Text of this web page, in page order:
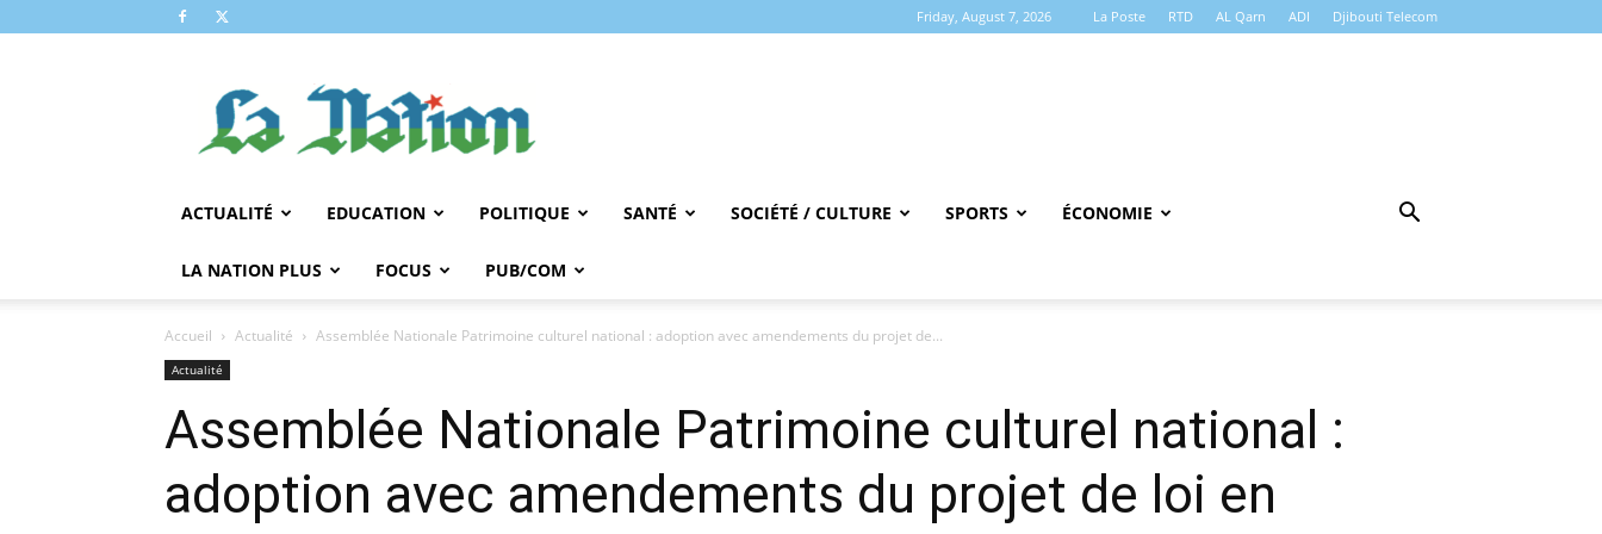
Friday, August 7, 2026 La Poste RTD AL Qarn ADI Djibouti Telecom
NATION
ACTUALITÉ EDUCATION POLITIQUE SANTÉ SOCIÉTÉ / CULTURE SPORTS ÉCONOMIE
LA NATION PLUS FOCUS PUB/COM
Accueil Actualité Assemblée Nationale Patrimoine culturel national : adoption avec amendements du projet de...
Actualité
Assemblée Nationale Patrimoine culturel national :
adoption avec amendements du projet de loi en